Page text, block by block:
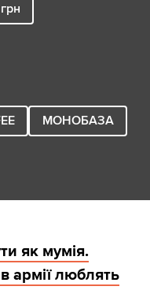
грн
МОНОБАЗА
як мумія.
армії люблять